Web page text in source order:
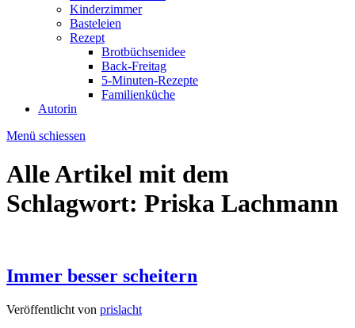
Kinderzimmer
Basteleien
Rezept
Brotbüchsenidee
Back-Freitag
5-Minuten-Rezepte
Familienküche
Autorin
Menü schiessen
Alle Artikel mit dem
Schlagwort: Priska Lachmann
Immer besser scheitern
Veröffentlicht von prislacht